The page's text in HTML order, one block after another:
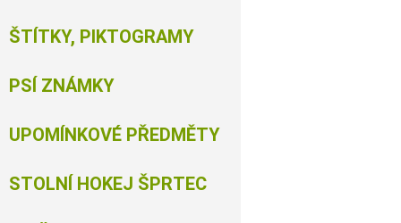
ŠTÍTKY, PIKTOGRAMY
PSÍ ZNÁMKY
UPOMÍNKOVÉ PŘEDMĚTY
STOLNÍ HOKEJ ŠPRTEC